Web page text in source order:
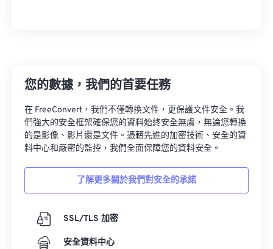
您的數據，我們的首要任務
在 FreeConvert，我們不僅轉換文件，更保護文件安全。我
們強大的安全框架確保您的資料始終安全無虞，無論您轉換
的是影像、影片還是文件。憑藉先進的加密技術、安全的資
料中心和嚴密的監控，我們全面保障您的資料安全。
了解更多關於我們對安全的承諾
SSL/TLS 加密
安全資料中心